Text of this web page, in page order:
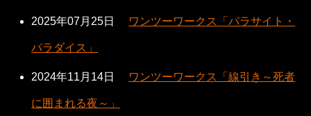
2025年07月25日 ワンツーワークス「パラサイト・
パラダイス」
2024年11月14日 ワンツーワークス「線引き～死者
に囲まれる夜～」